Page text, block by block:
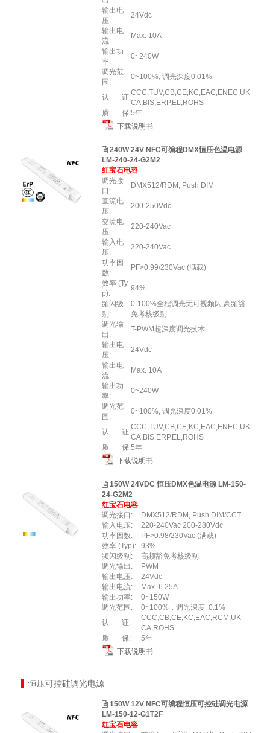
输出电
压:
24Vdc
输出电
流:
Max. 10A
输出功
率:
0~240W
调光范
围:
0~100%, 调光深度0.01%
认 证:
CCC,TUV,CB,CE,KC,EAC,ENEC,UK
CA,BIS,ERP,EL,ROHS
质 保:5年
下载说明书
240W 24V NFC可编程DMX恒压色温电源
LM-240-24-G2M2
红宝石电容
调光接
口:
DMX512/RDM, Push DIM
直流电
压:
200-250Vdc
交流电
压:
220-240Vac
输入电
压:
220-240Vac
功率因
数:
PF>0.99/230Vac (满载)
效率 (Ty
p):
94%
频闪级
别:
0-100%全程调光无可视频闪,高频豁
免考核级别
调光输
出:
T-PWM超深度调光技术
输出电
压:
24Vdc
输出电
流:
Max. 10A
输出功
率:
0~240W
调光范
围:
0~100%, 调光深度0.01%
认 证:
CCC,TUV,CB,CE,KC,EAC,ENEC,UK
CA,BIS,ERP,EL,ROHS
质 保:5年
下载说明书
150W 24VDC 恒压DMX色温电源 LM-150-
24-G2M2
红宝石电容
调光接口:
DMX512/RDM, Push DIM/CCT
输入电压:
220-240Vac 200-280Vdc
功率因数:
PF>0.98/230Vac (满载)
效率 (Typ): 93%
频闪级别:
高频豁免考核级别
调光输出:
PWM
输出电压:
24Vdc
输出电流:
Max. 6.25A
输出功率:
0~150W
调光范围:
0~100%，调光深度: 0.1%
认 证:
CCC,CB,CE,KC,EAC,RCM,UK
CA,ROHS
质 保:
5年
下载说明书
恒压可控硅调光电源
150W 12V NFC可编程恒压可控硅调光电源
LM-150-12-G1T2F
红宝石电容